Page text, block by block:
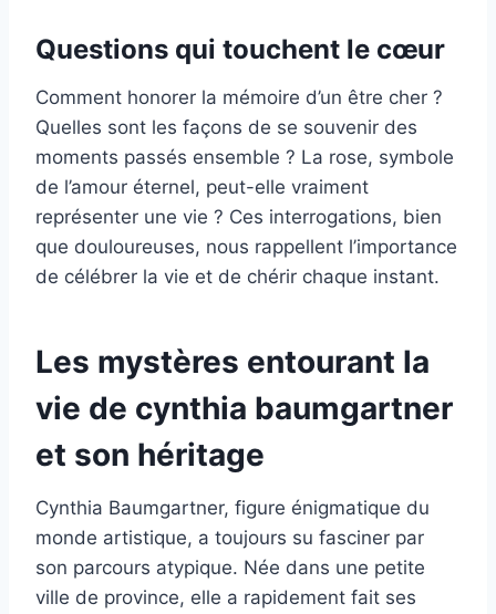
Questions qui touchent le cœur
Comment honorer la mémoire d’un être cher ?
Quelles sont les façons de se souvenir des
moments passés ensemble ? La rose, symbole
de l’amour éternel, peut-elle vraiment
représenter une vie ? Ces interrogations, bien
que douloureuses, nous rappellent l’importance
de célébrer la vie et de chérir chaque instant.
Les mystères entourant la
vie de cynthia baumgartner
et son héritage
Cynthia Baumgartner, figure énigmatique du
monde artistique, a toujours su fasciner par
son parcours atypique. Née dans une petite
ville de province, elle a rapidement fait ses